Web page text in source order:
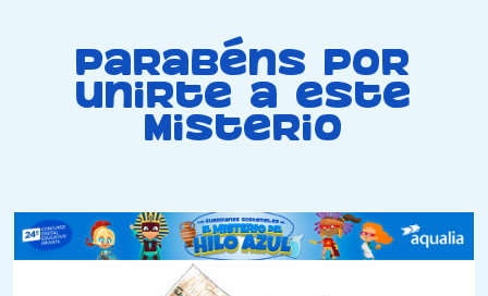
Parabéns por
unirte a este
misterio